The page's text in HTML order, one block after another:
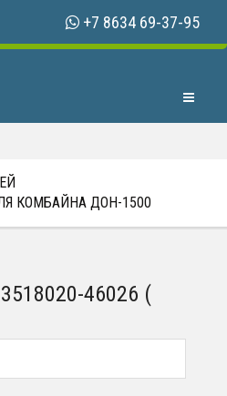
+7 8634 69-37-95
Toggle
КОМБАЙНА ДОН-1500
46026 (